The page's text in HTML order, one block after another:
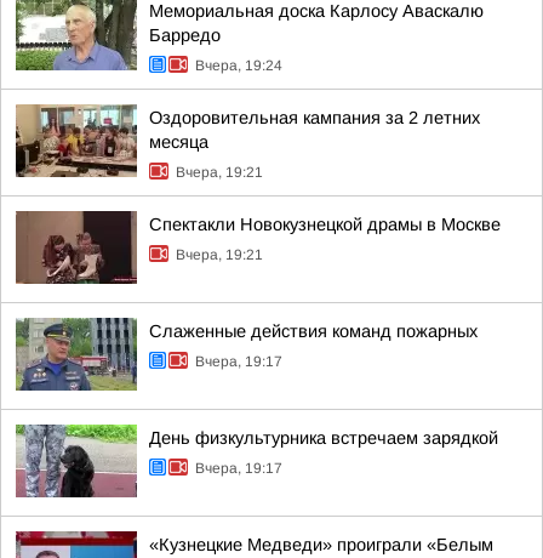
Мемориальная доска Карлосу Аваскалю
Барредо
Вчера, 19:24
Оздоровительная кампания за 2 летних
месяца
Вчера, 19:21
Спектакли Новокузнецкой драмы в Москве
Вчера, 19:21
Слаженные действия команд пожарных
Вчера, 19:17
День физкультурника встречаем зарядкой
Вчера, 19:17
«Кузнецкие Медведи» проиграли «Белым